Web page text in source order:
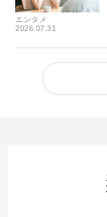
エンタメ
2026.07.31